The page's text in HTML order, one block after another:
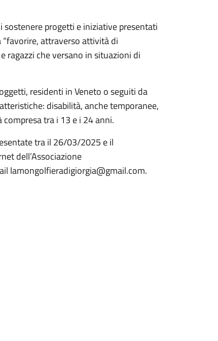
sostenere progetti e iniziative presentati
attraverso attività di
ragazzi che versano in situazioni di
residenti in Veneto o seguiti da
disabilità, anche temporanee,
tra i 13 e i 24 anni.
tra il 26/03/2025 e il
dell’Associazione
lamongolfieradigiorgia@gmail.com.